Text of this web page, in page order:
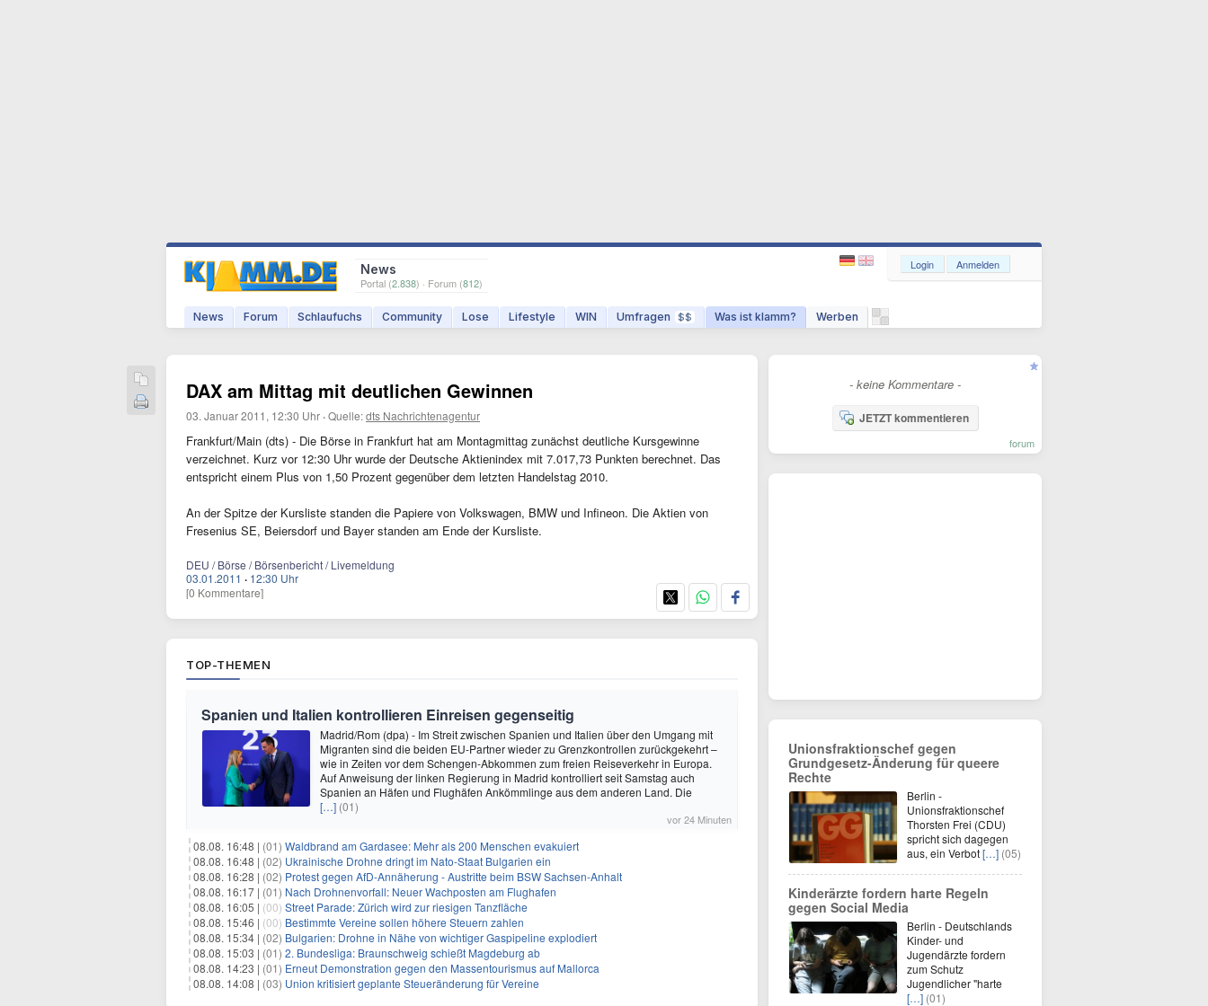
News
Portal (2.838) · Forum (812)
News Forum Schlaufuchs Community Lose Lifestyle WIN Umfragen $$ Was ist klamm? Werben
Login Anmelden
DAX am Mittag mit deutlichen Gewinnen
03. Januar 2011, 12:30 Uhr ·Quelle:dts Nachrichtenagentur
Frankfurt/Main (dts) - Die Börse in Frankfurt hat am Montagmittag zunächst deutliche Kursgewinne
verzeichnet. Kurz vor 12:30 Uhr wurde der Deutsche Aktienindex mit 7.017,73 Punkten berechnet. Das
entspricht einem Plus von 1,50 Prozent gegenüber dem letzten Handelstag 2010.
An der Spitze der Kursliste standen die Papiere von Volkswagen, BMW und Infineon. Die Aktien von
Fresenius SE, Beiersdorf und Bayer standen am Ende der Kursliste.
DEU / Börse / Börsenbericht / Livemeldung
03.01.2011 · 12:30 Uhr
[0 Kommentare]
TOP-THEMEN
Spanien und Italien kontrollieren Einreisen gegenseitig
Madrid/Rom (dpa) - Im Streit zwischen Spanien und Italien über den Umgang mit
Migranten sind die beiden EU-Partner wieder zu Grenzkontrollen zurückgekehrt –
wie in Zeiten vor dem Schengen-Abkommen zum freien Reiseverkehr in Europa.
Auf Anweisung der linken Regierung in Madrid kontrolliert seit Samstag auch
Spanien an Häfen und Flughäfen Ankömmlinge aus dem anderen Land. Die
[…] (01)
vor 24 Minuten
08.08. 16:48 | (01) Waldbrand am Gardasee: Mehr als 200 Menschen evakuiert
08.08. 16:48 | (02) Ukrainische Drohne dringt im Nato-Staat Bulgarien ein
08.08. 16:28 | (02) Protest gegen AfD-Annäherung - Austritte beim BSW Sachsen-Anhalt
08.08. 16:17 | (01) Nach Drohnenvorfall: Neuer Wachposten am Flughafen
08.08. 16:05 | (00) Street Parade: Zürich wird zur riesigen Tanzfläche
08.08. 15:46 | (00) Bestimmte Vereine sollen höhere Steuern zahlen
08.08. 15:34 | (02) Bulgarien: Drohne in Nähe von wichtiger Gaspipeline explodiert
08.08. 15:03 | (01) 2. Bundesliga: Braunschweig schießt Magdeburg ab
08.08. 14:23 | (01) Erneut Demonstration gegen den Massentourismus auf Mallorca
08.08. 14:08 | (03) Union kritisiert geplante Steueränderung für Vereine
- keine Kommentare -
JETZT kommentieren
forum
Unionsfraktionschef gegen
Grundgesetz-Änderung für queere
Rechte
Berlin -
Unionsfraktionschef
Thorsten Frei (CDU)
spricht sich dagegen
aus, ein Verbot[…] (05)
Kinderärzte fordern harte Regeln
gegen Social Media
Berlin - Deutschlands
Kinder- und
Jugendärzte fordern
zum Schutz
Jugendlicher "harte
[…] (01)